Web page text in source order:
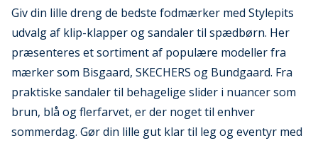
Giv din lille dreng de bedste fodmærker med Stylepits
udvalg af klip-klapper og sandaler til spædbørn. Her
præsenteres et sortiment af populære modeller fra
mærker som Bisgaard, SKECHERS og Bundgaard. Fra
praktiske sandaler til behagelige slider i nuancer som
brun, blå og flerfarvet, er der noget til enhver
sommerdag. Gør din lille gut klar til leg og eventyr med